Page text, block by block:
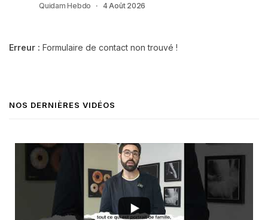
Quidam Hebdo 4 Août 2026
Erreur : Formulaire de contact non trouvé !
NOS DERNIÈRES VIDÉOS